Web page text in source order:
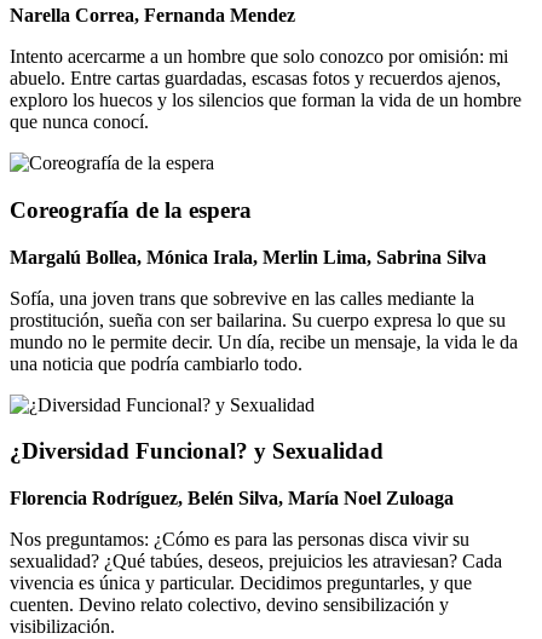
Narella Correa, Fernanda Mendez
Intento acercarme a un hombre que solo conozco por omisión: mi
abuelo. Entre cartas guardadas, escasas fotos y recuerdos ajenos,
exploro los huecos y los silencios que forman la vida de un hombre
que nunca conocí.
Coreografía de la espera
Margalú Bollea, Mónica Irala, Merlin Lima, Sabrina Silva
Sofía, una joven trans que sobrevive en las calles mediante la
prostitución, sueña con ser bailarina. Su cuerpo expresa lo que su
mundo no le permite decir. Un día, recibe un mensaje, la vida le da
una noticia que podría cambiarlo todo.
¿Diversidad Funcional? y Sexualidad
Florencia Rodríguez, Belén Silva, María Noel Zuloaga
Nos preguntamos: ¿Cómo es para las personas disca vivir su
sexualidad? ¿Qué tabúes, deseos, prejuicios les atraviesan? Cada
vivencia es única y particular. Decidimos preguntarles, y que
cuenten. Devino relato colectivo, devino sensibilización y
visibilización.